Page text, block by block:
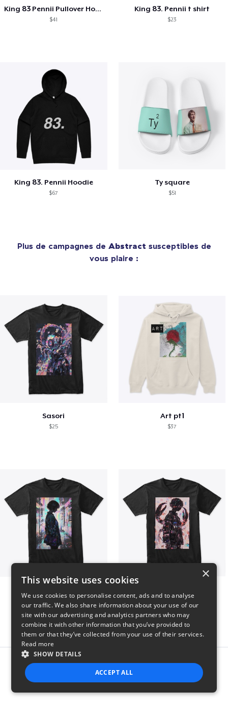
King 83 Pennii Pullover Hoodie
$41
King 83. Pennii t shirt
$23
King 83. Pennii Hoodie
$67
Ty square
$51
Plus de campagnes de Abstract susceptibles de
vous plaire :
Sasori
$25
Art pt1
$37
$25 $25
Report this product
×
This website uses cookies
We use cookies to personalise content, ads and to analyse
our traffic. We also share information about your use of our
site with our advertising and analytics partners who may
combine it with other information that you’ve provided to
them or that they’ve collected from your use of their services.
Read more
SHOW DETAILS
ACCEPT ALL
STRICTLY NECESSARY PERFORMANCE